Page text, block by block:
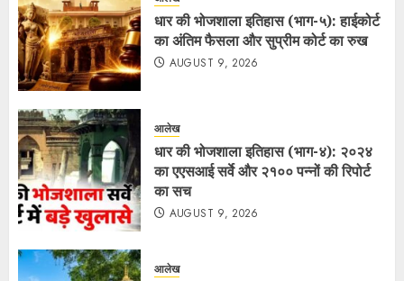
धार की भोजशाला इतिहास (भाग-५): हाईकोर्ट
का अंतिम फैसला और सुप्रीम कोर्ट का रुख
AUGUST 9, 2026
आलेख
धार की भोजशाला इतिहास (भाग-४): २०२४
का एएसआई सर्वे और २१०० पन्नों की रिपोर्ट
का सच
AUGUST 9, 2026
आलेख